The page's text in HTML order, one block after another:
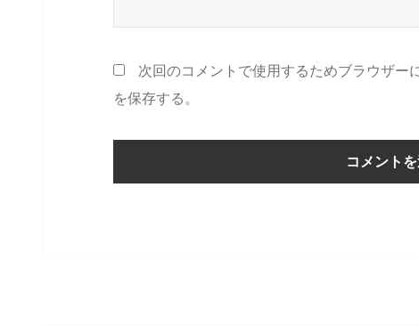
次回のコメントで使用するためブラウザ
を保存する。